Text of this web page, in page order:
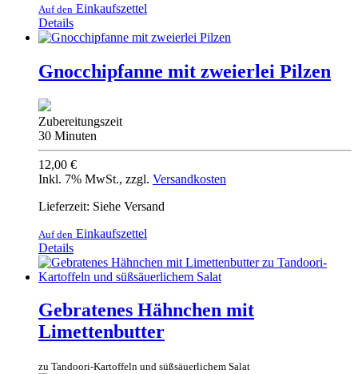
Auf den Einkaufszettel
Details
Gnocchipfanne mit zweierlei Pilzen
Zubereitungszeit
30 Minuten
12,00 €
Inkl. 7% MwSt., zzgl. Versandkosten
Lieferzeit: Siehe Versand
Auf den Einkaufszettel
Details
Gebratenes Hähnchen mit
Limettenbutter
zu Tandoori-Kartoffeln und süßsäuerlichem Salat